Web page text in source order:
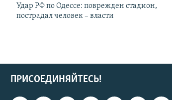
Удар РФ по Одессе: поврежден стадион,
пострадал человек – власти
ПРИСОЕДИНЯЙТЕСЬ!